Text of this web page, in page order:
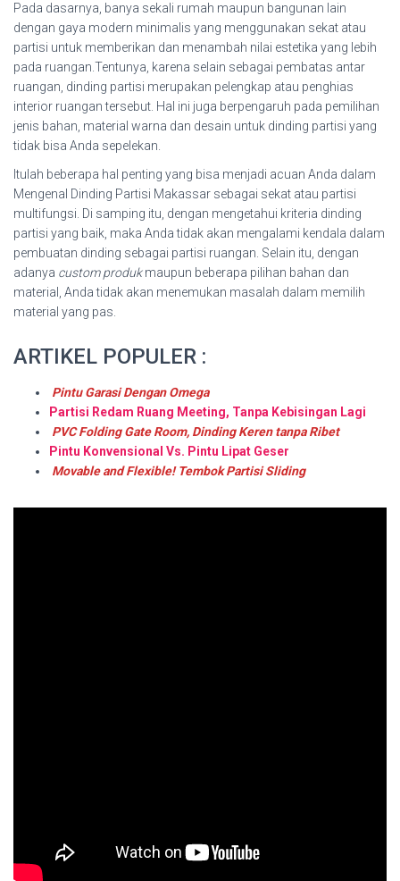
Pada dasarnya, banya sekali rumah maupun bangunan lain
dengan gaya modern minimalis yang menggunakan sekat atau
partisi untuk memberikan dan menambah nilai estetika yang lebih
pada ruangan.Tentunya, karena selain sebagai pembatas antar
ruangan, dinding partisi merupakan pelengkap atau penghias
interior ruangan tersebut. Hal ini juga berpengaruh pada pemilihan
jenis bahan, material warna dan desain untuk dinding partisi yang
tidak bisa Anda sepelekan.
Itulah beberapa hal penting yang bisa menjadi acuan Anda dalam
Mengenal Dinding Partisi Makassar sebagai sekat atau partisi
multifungsi. Di samping itu, dengan mengetahui kriteria dinding
partisi yang baik, maka Anda tidak akan mengalami kendala dalam
pembuatan dinding sebagai partisi ruangan. Selain itu, dengan
adanya custom produkmaupun beberapa pilihan bahan dan
material, Anda tidak akan menemukan masalah dalam memilih
material yang pas.
ARTIKEL POPULER :
Pintu Garasi Dengan Omega
Partisi Redam Ruang Meeting, Tanpa Kebisingan Lagi
PVC Folding Gate Room, Dinding Keren tanpa Ribet
Pintu Konvensional Vs. Pintu Lipat Geser
Movable and Flexible! Tembok Partisi Sliding